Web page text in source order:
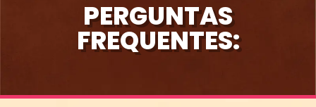
PERGUNTAS
FREQUENTES: